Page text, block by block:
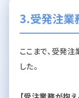
3.受発注業
ここまで、受発
した。